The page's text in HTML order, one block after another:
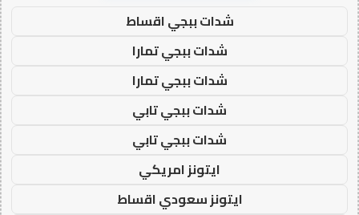
شدات ببجي اقساط
شدات ببجي تمارا
شدات ببجي تمارا
شدات ببجي تابي
شدات ببجي تابي
ايتونز امريكي
ايتونز سعودي اقساط